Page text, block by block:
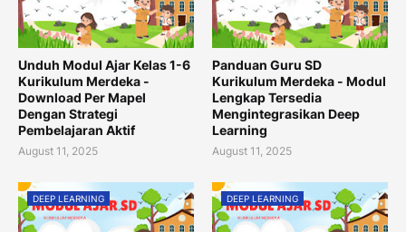
Unduh Modul Ajar Kelas 1-6
Kurikulum Merdeka -
Download Per Mapel
Dengan Strategi
Pembelajaran Aktif
August 11, 2025
Panduan Guru SD
Kurikulum Merdeka - Modul
Lengkap Tersedia
Mengintegrasikan Deep
Learning
August 11, 2025
DEEP LEARNING DEEP LEARNING